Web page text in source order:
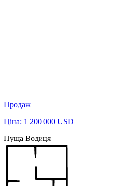
Продаж
Ціна: 1 200 000 USD
Пуща Водиця